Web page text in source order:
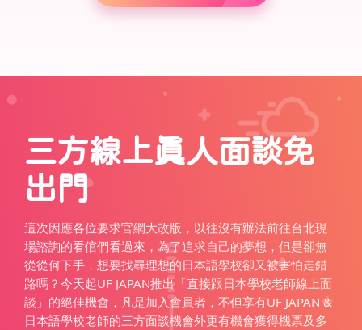
三方線上真人面談免
出門
這次因應各位要求官網大改版，以往沒有辦法前往台北現
場諮詢的看倌們看過來，為了追求自己的夢想，但是卻無
從從何下手，想要找尋理想的日本語學校卻又被害怕走錯
路嗎？今天起UF JAPAN推出「直接跟日本學校老師線上面
談」的絕佳機會，凡是加入會員者，不但享有UF JAPAN &
日本語學校老師的三方面談機會外更有機會獲得機票及多